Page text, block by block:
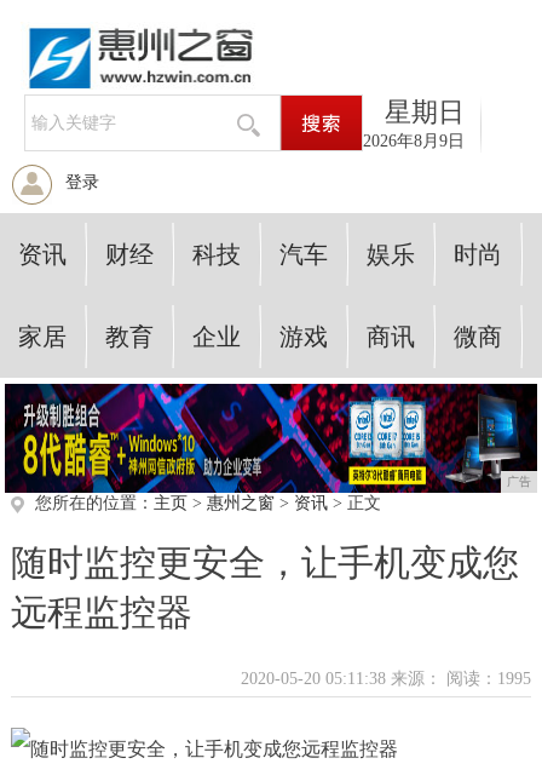
星期日
2026年8月9日
登录
资讯 财经 科技 汽车 娱乐 时尚
家居 教育 企业 游戏 商讯 微商
广告
您所在的位置： 主页 > 惠州之窗> 资讯> 正文
随时监控更安全，让手机变成您
远程监控器
2020-05-20 05:11:38 来源： 阅读：1995